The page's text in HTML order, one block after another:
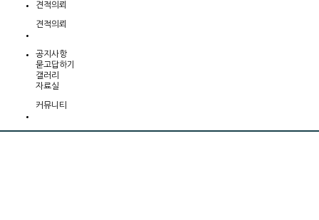
견적의뢰
견적의뢰
공지사항
묻고답하기
갤러리
자료실
커뮤니티